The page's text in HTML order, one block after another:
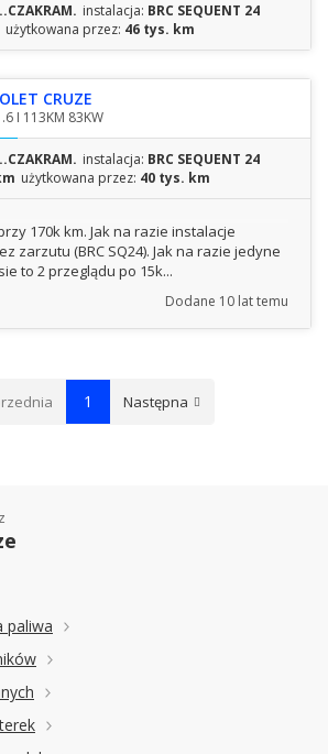
instalacja: BRC SEQUENT 24
użytkowana przez: 46 tys. km
CRUZE
I 113KM 83KW
instalacja: BRC SEQUENT 24
użytkowana przez: 40 tys. km
170k km. Jak na razie instalacje
zarzutu (BRC SQ24). Jak na razie jedyne
to 2 przeglądu po 15k...
Dodane 10 lat temu
1 Następna
paliwa